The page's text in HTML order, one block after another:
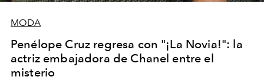
MODA
Penélope Cruz regresa con "¡La Novia!": la
actriz embajadora de Chanel entre el
misterio